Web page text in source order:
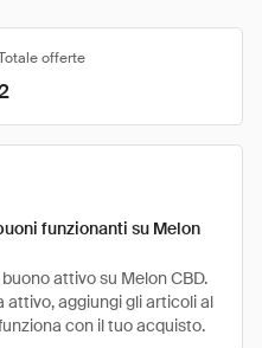
offerte
funzionanti su Melon
attivo su Melon CBD.
attivo, aggiungi gli articoli al
con il tuo acquisto.